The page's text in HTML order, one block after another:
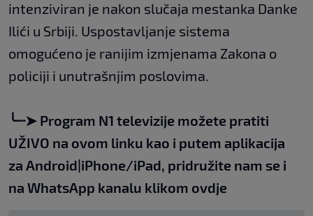
intenziviran je nakon slučaja mestanka Danke
Ilići u Srbiji. Uspostavljanje sistema
omogućeno je ranijim izmjenama Zakona o
policiji i unutrašnjim poslovima.
╰┈➤ Program N1 televizije možete pratiti
UŽIVO na ovom linku kao i putem aplikacija
za Android|iPhone/iPad, pridružite nam se i
na WhatsApp kanalu klikom ovdje